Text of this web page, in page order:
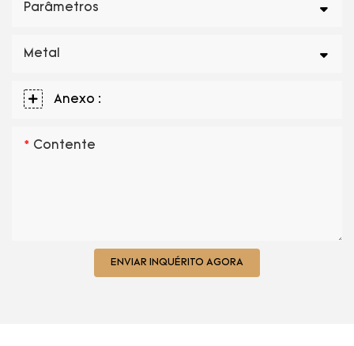
Parâmetros
Metal
Anexo :
Contente
ENVIAR INQUÉRITO AGORA